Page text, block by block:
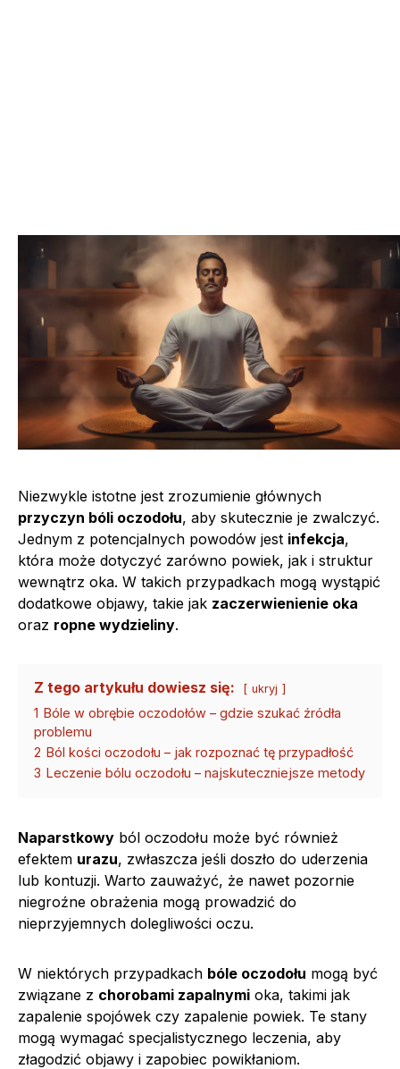
Niezwykle istotne jest zrozumienie głównych
przyczyn bóli oczodołu, aby skutecznie je zwalczyć.
Jednym z potencjalnych powodów jest infekcja,
która może dotyczyć zarówno powiek, jak i struktur
wewnątrz oka. W takich przypadkach mogą wystąpić
dodatkowe objawy, takie jak zaczerwienienie oka
oraz ropne wydzieliny.
Z tego artykułu dowiesz się: ukryj
1 Bóle w obrębie oczodołów – gdzie szukać źródła
problemu
2 Ból kości oczodołu – jak rozpoznać tę przypadłość
3 Leczenie bólu oczodołu – najskuteczniejsze metody
Naparstkowy ból oczodołu może być również
efektem urazu, zwłaszcza jeśli doszło do uderzenia
lub kontuzji. Warto zauważyć, że nawet pozornie
niegroźne obrażenia mogą prowadzić do
nieprzyjemnych dolegliwości oczu.
W niektórych przypadkach bóle oczodołu mogą być
związane z chorobami zapalnymi oka, takimi jak
zapalenie spojówek czy zapalenie powiek. Te stany
mogą wymagać specjalistycznego leczenia, aby
złagodzić objawy i zapobiec powikłaniom.